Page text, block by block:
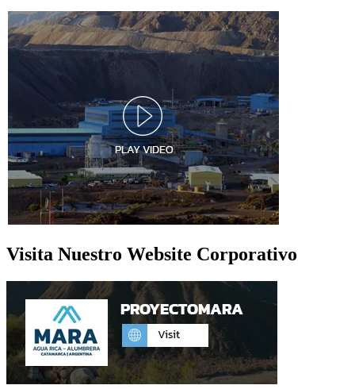
Visita Nuestro Website Corporativo